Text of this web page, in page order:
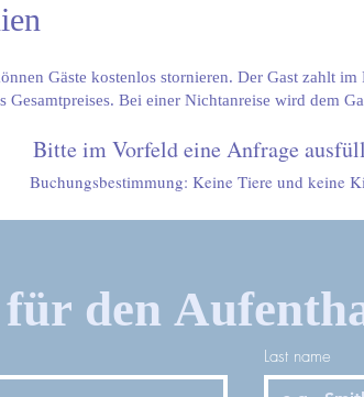
Gäste kostenlos stornieren. Der Gast zahlt
Gesamtpreises. Bei einer Nichtanreise wird dem
Bitte im Vorfeld eine Anfrage
Buchungsbestimmung: Keine Tiere und keine
den
Last name